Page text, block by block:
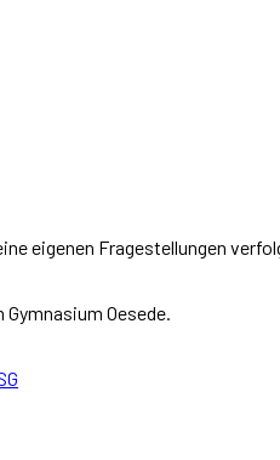
eigenen Fragestellungen
Oesede.